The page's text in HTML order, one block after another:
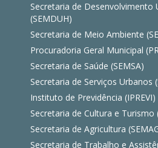
Secretaria de Desenvolvimento
(SEMDUH)
Secretaria de Meio Ambiente
Procuradoria Geral Municipal
Secretaria de Saúde (SEMSA)
Secretaria de Serviços Urbanos
Instituto de Previdência (IPREVI)
Secretaria de Cultura e Turismo
Secretaria de Agricultura
Secretaria de Trabalho e